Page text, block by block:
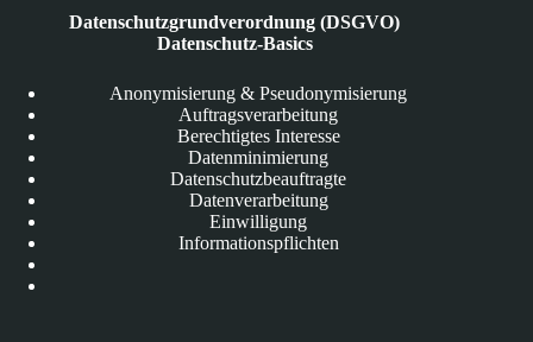
Datenschutzgrundverordnung (DSGVO)
Datenschutz-Basics
Anonymisierung & Pseudonymisierung
Auftragsverarbeitung
Berechtigtes Interesse
Datenminimierung
Datenschutzbeauftragte
Datenverarbeitung
Einwilligung
Informationspflichten